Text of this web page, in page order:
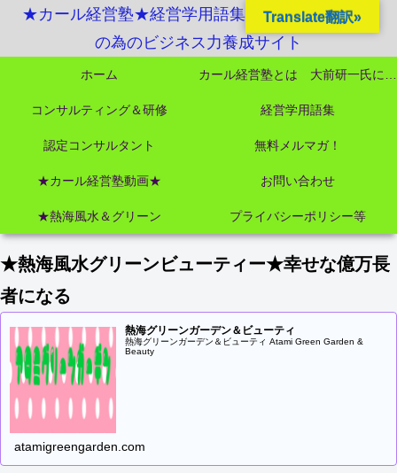
★カール経営塾★経営学用語集起業独立成功MBA
の為のビジネス力養成サイト
ホーム
コンサルティング＆研修 経営学用語集
認定コンサルタント 無料メルマガ！
★カール経営塾動画★ お問い合わせ
★熱海風水＆グリーン プライバシーポリシー等
★熱海風水グリーンビューティー★幸せな億万長
者になる
熱海グリーンガーデン＆ビューティ
熱海グリーンガーデン＆ビューティ Atami Green Garden &
Beauty
atamigreengarden.com
Translate翻訳»